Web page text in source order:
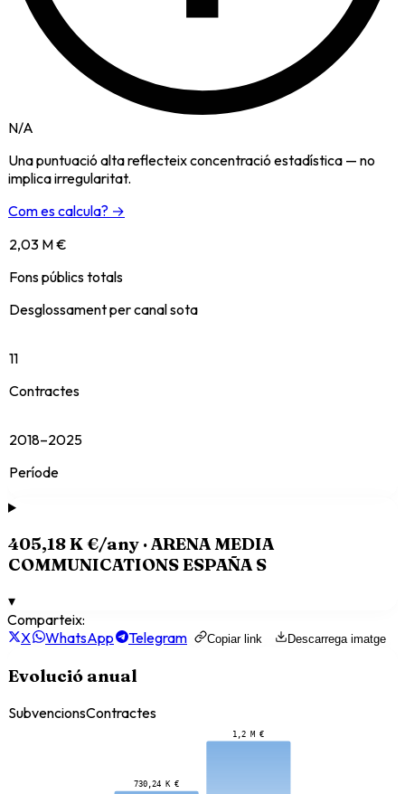
N/A
Una puntuació alta reflecteix concentració estadística — no
implica irregularitat.
Com es calcula? →
2,03 M €
Fons públics totals
Desglossament per canal sota
11
Contractes
2018–2025
Període
405,18 K €/any ·ARENA MEDIA
COMMUNICATIONS ESPAÑA S
▾
Comparteix:
X
WhatsApp Telegram Copiar link Descarrega imatge
Evolució anual
SubvencionsContractes
730,24 K €
1,2 M €